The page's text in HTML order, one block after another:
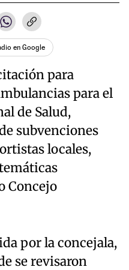
en Google
para
para el
de Salud,
subvenciones
locales,
Concejo
por la concejala,
se revisaron